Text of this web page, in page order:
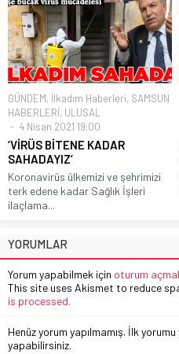
GÜNDEM, İlkadım Haberleri, SAMSUN
HABERLERİ, ULUSAL
4 Nisan 2021 19:00
‘VİRÜS BİTENE KADAR
SAHADAYIZ’
Koronavirüs ülkemizi ve şehrimizi
terk edene kadar Sağlık İşleri
ilaçlama...
YORUMLAR
Yorum yapabilmek için oturum
This site uses Akismet to reduce
is processed.
Henüz yorum yapılmamış. İlk
yapabilirsiniz.